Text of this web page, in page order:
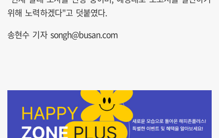
위해 노력하겠다"고 덧붙였다.
송현수 기자 songh@busan.com